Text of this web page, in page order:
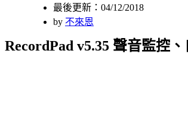
最後更新：04/12/2018
by 不來恩
RecordPad v5.35 聲音監控